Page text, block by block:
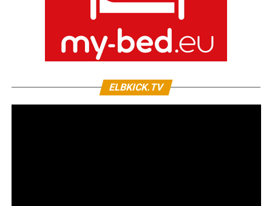
ELBKICK.TV